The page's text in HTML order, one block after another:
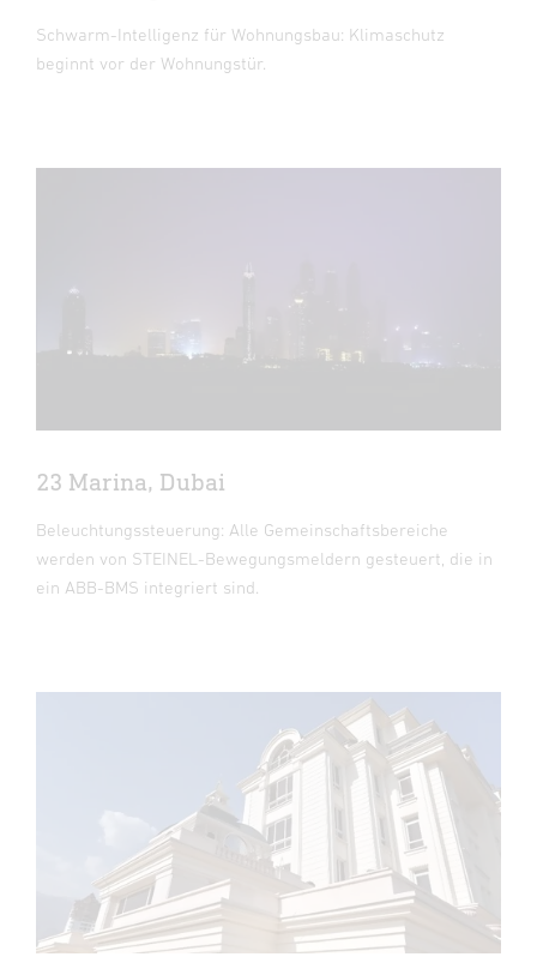
Schwarm-Intelligenz für Wohnungsbau: Klimaschutz
beginnt vor der Wohnungstür.
23 Marina, Dubai
Beleuchtungssteuerung: Alle Gemeinschaftsbereiche
werden von STEINEL-Bewegungsmeldern gesteuert, die in
ein ABB-BMS integriert sind.